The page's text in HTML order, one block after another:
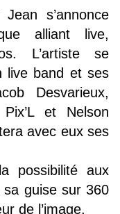
s’annonce
alliant live,
L’artiste se
live band et ses
Desvarieux,
et Nelson
avec eux ses
possibilité aux
guise sur 360
de l’image.